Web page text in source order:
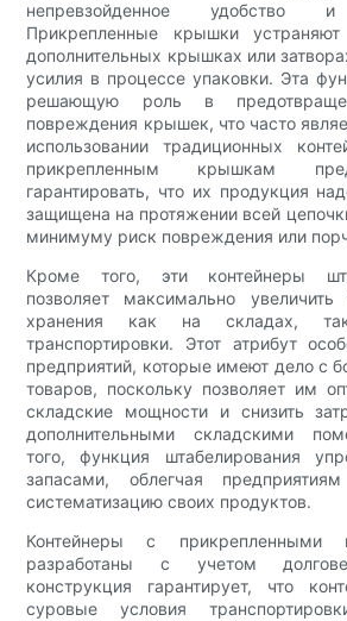
непревзойденное удобство и
Прикрепленные крышки
дополнительных крышках или
усилия в процессе упаковки. Эта
решающую роль в
повреждения крышек, что часто
использовании традиционных
прикрепленным крышкам
гарантировать, что их продукция
защищена на протяжении всей
минимуму риск повреждения или
Кроме того, эти контейнеры
позволяет максимально увеличить
хранения как на складах,
транспортировки. Этот атрибут
предприятий, которые имеют дело с
товаров, поскольку позволяет им
складские мощности и снизить
дополнительными складскими
того, функция штабелирования
запасами, облегчая
систематизацию своих продуктов.
Контейнеры с прикрепленными
разработаны с учетом
конструкция гарантирует, что
суровые условия